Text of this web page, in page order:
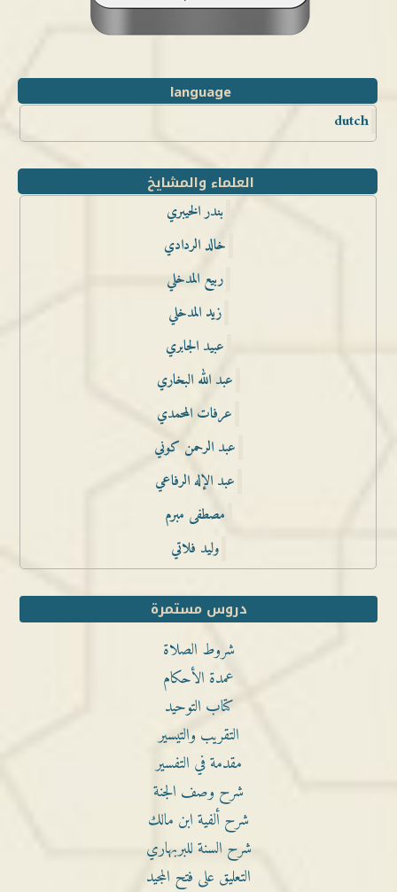
language
dutch
العلماء والمشايخ
بندر الخيبري
خالد الردادي
ربيع المدخلي
زيد المدخلي
عبيد الجابري
عبد الله البخاري
عرفات المحمدي
عبد الرحمن كوني
عبد الإله الرفاعي
مصطفى مبرم
وليد فلاتي
دروس مستمرة
شروط الصلاة
عمدة الأحكام
كتاب التوحيد
التقريب والتيسير
مقدمة في التفسير
شرح وصف الجنة
شرح ألفية ابن مالك
شرح السنة للبربهاري
التعليق على فتح المجيد